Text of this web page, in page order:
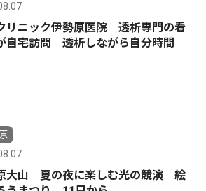
リニック伊勢原医院 透析専門の看
自宅訪問 透析しながら自分時間
大山 夏の夜に楽しむ光の競演 絵